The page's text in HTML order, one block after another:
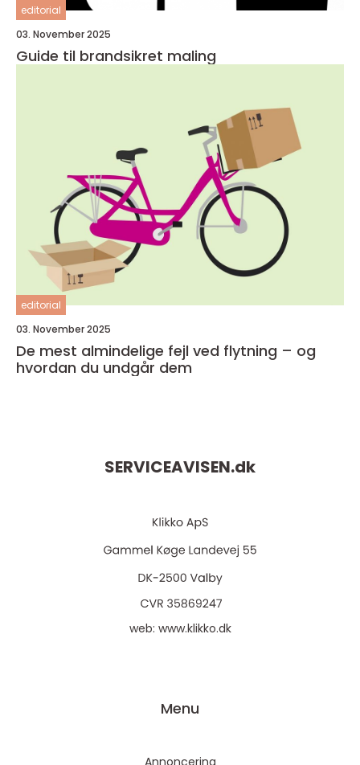
editorial
03. November 2025
Guide til brandsikret maling
editorial
03. November 2025
De mest almindelige fejl ved flytning – og
hvordan du undgår dem
SERVICEAVISEN.dk
web: www.klikko.dk
Menu
Annoncering